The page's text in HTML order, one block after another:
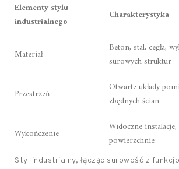
Elementy stylu
industrialnego
Charakterystyka
Materiał
Beton, stal, cegła,
surowych struktur
Przestrzeń
Otwarte układy
zbędnych ścian
Wykończenie
Widoczne
powierzchnie
Styl industrialny, łącząc surowość z